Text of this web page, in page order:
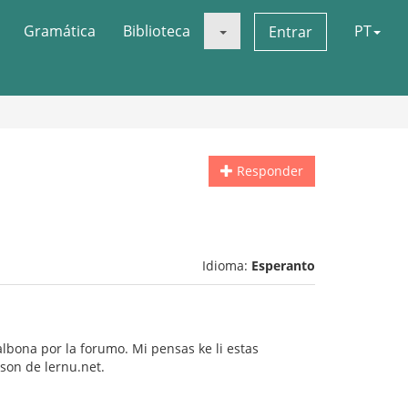
Gramática Biblioteca Entrar PT
Responder
Idioma: Esperanto
por la forumo. Mi pensas ke li estas
de lernu.net.